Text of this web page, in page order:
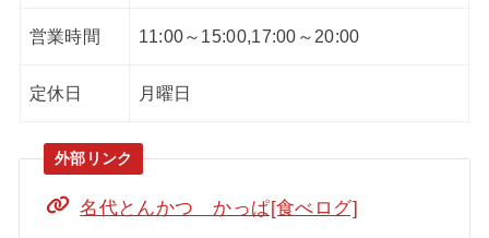
営業時間 11:00～15:00,17:00～20:00
定休日 月曜日
名代とんかつ かっぱ[食べログ]